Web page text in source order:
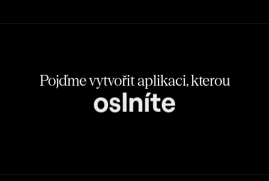
Pojďme vytvořit aplikaci, kterou
oslníte